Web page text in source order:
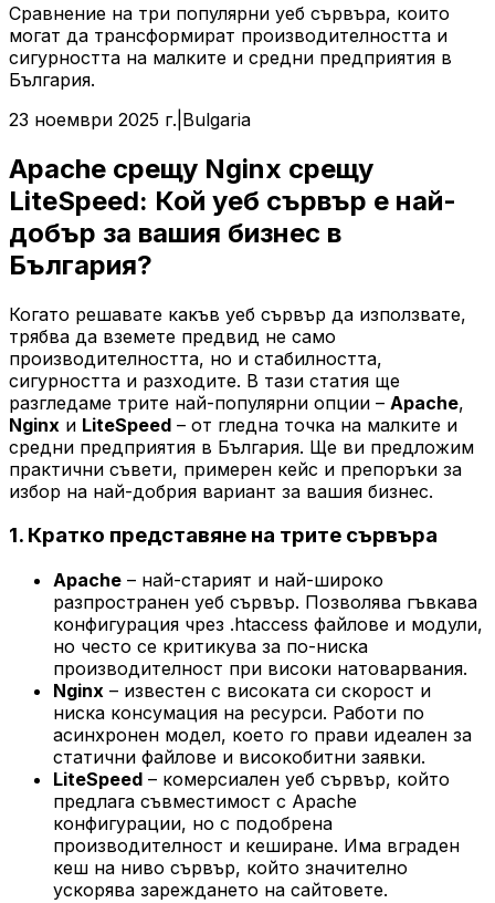
Сравнение на три популярни уеб сървъра, които
могат да трансформират производителността и
сигурността на малките и средни предприятия в
България.
23 ноември 2025 г. Bulgaria
Apache срещу Nginx срещу
LiteSpeed: Кой уеб сървър е най-
добър за вашия бизнес в
България?
Когато решавате какъв уеб сървър да използвате,
трябва да вземете предвид не само
производителността, но и стабилността,
сигурността и разходите. В тази статия ще
разгледаме трите най-популярни опции – Apache,
Nginx и LiteSpeed – от гледна точка на малките и
средни предприятия в България. Ще ви предложим
практични съвети, примерен кейс и препоръки за
избор на най-добрия вариант за вашия бизнес.
1. Кратко представяне на трите сървъра
Apache – най-старият и най-широко
разпространен уеб сървър. Позволява гъвкава
конфигурация чрез .htaccess файлове и модули,
но често се критикува за по-ниска
производителност при високи натоварвания.
Nginx – известен с високата си скорост и
ниска консумация на ресурси. Работи по
асинхронен модел, което го прави идеален за
статични файлове и високобитни заявки.
LiteSpeed – комерсиален уеб сървър, който
предлага съвместимост с Apache
конфигурации, но с подобрена
производителност и кеширане. Има вграден
кеш на ниво сървър, който значително
ускорява зареждането на сайтовете.